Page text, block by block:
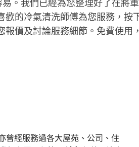
。我們已經為您整理好了在將
的冷氣清洗師傅為您服務，按
價及討論服務細節。免費使用
曾經服務過各大屋苑、公司、住